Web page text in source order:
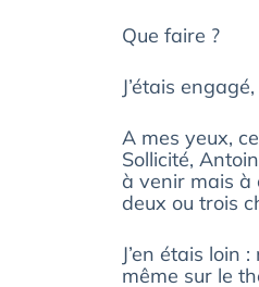
Que faire ?
J’étais
A mes yeux,
Sollicité,
à venir mais à
deux ou trois
J’en étais loin
même sur le